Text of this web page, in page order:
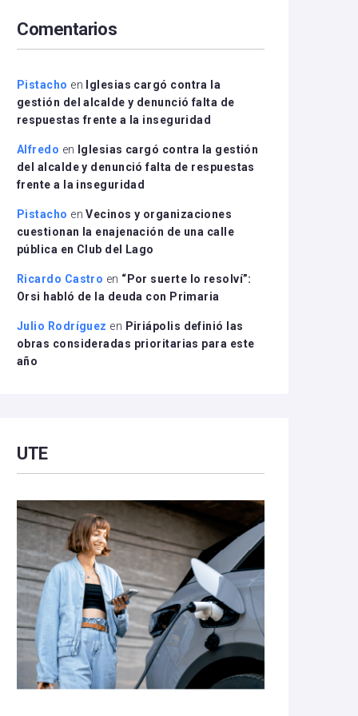
disminuir
el
Comentarios
Pistacho en
Iglesias cargó contra la
gestión del alcalde y denunció falta de
respuestas frente a la inseguridad
Alfredo en
Iglesias cargó contra la gestión
del alcalde y denunció falta de respuestas
frente a la inseguridad
Pistacho enVecinos y organizaciones
cuestionan la enajenación de una calle
pública en Club del Lago
Ricardo Castro en “Por suerte lo resolví”:
Orsi habló de la deuda con Primaria
Julio Rodríguez en Piriápolis definió las
obras consideradas prioritarias para este
año
UTE